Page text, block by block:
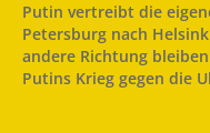
Putin vertreibt die
Petersburg nach
andere Richtung
Putins Krieg gegen die